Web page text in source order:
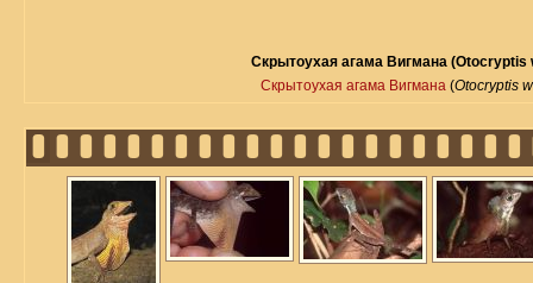
Скрытоухая агама Вигмана (Otocryptis
Скрытоухая агама Вигмана (Otocryptis